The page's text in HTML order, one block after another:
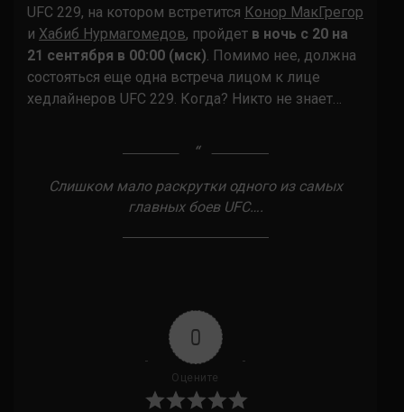
UFC 229, на котором встретится Конор МакГрегор
и Хабиб Нурмагомедов, пройдет в ночь с 20 на
21 сентября в 00:00 (мск). Помимо нее, должна
состояться еще одна встреча лицом к лицe
хедлайнеров UFC 229. Когда? Никто не знает…
Слишком мало раскрутки одного из самых
главных боев UFC….
0
Оцените